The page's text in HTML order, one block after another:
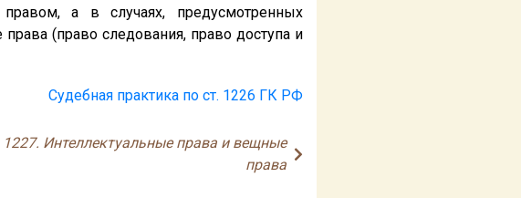
а в случаях, предусмотренных
(право следования, право доступа и
Судебная практика по ст. 1226 ГК РФ
1227. Интеллектуальные права и вещные
права